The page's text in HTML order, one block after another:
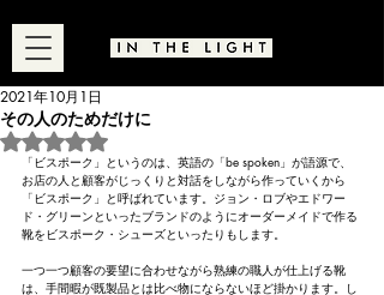
その人のためだけに
2021年10月1日
5つ星のうちNaNと評価されています。
「ビスポーク」というのは、英語の「be spoken」が語源で、
お店の人と顧客がじっくりと対話をしながら作っていくから
「ビスポーク」と呼ばれています。 ジョン・ロブやエドワー
ド・グリーンといったブランドのようにオーダーメイドで作る
靴をビスポーク・シューズといったりもします。
一つ一つ顧客の要望に合わせながら熟練の職人が仕上げる靴
は、手間暇が既製品とは比べ物にならないほど掛かります。 し